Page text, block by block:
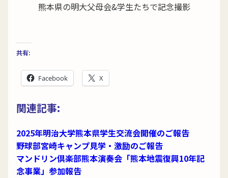
熊本県の明大父母会&学生たちで記念撮影
共有:
Facebook X
関連記事:
2025年明治大学熊本県学生交流会開催のご報告
野球部宮崎キャンプ見学・激励のご報告
マンドリン倶楽部熊本演奏会「熊本地震復興10年記
念事業」参加報告